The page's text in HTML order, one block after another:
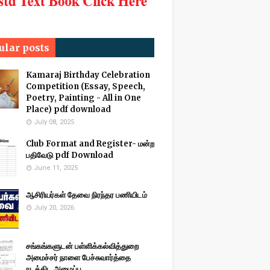
posts
Kamaraj Birthday Celebration
Competition (Essay, Speech,
Poetry, Painting - All in One
Place) pdf download
July 08, 2025
Club Format and Register- மன்ற
பதிவேடு pdf Download
June 11, 2025
ஆசிரியர்கள் தேவை நிரந்தர பணியிடம்
July 20, 2026
சங்கங்களுடன் பள்ளிக்கல்வித்துறை
அமைச்சர் நாளை பேச்சுவார்த்தை